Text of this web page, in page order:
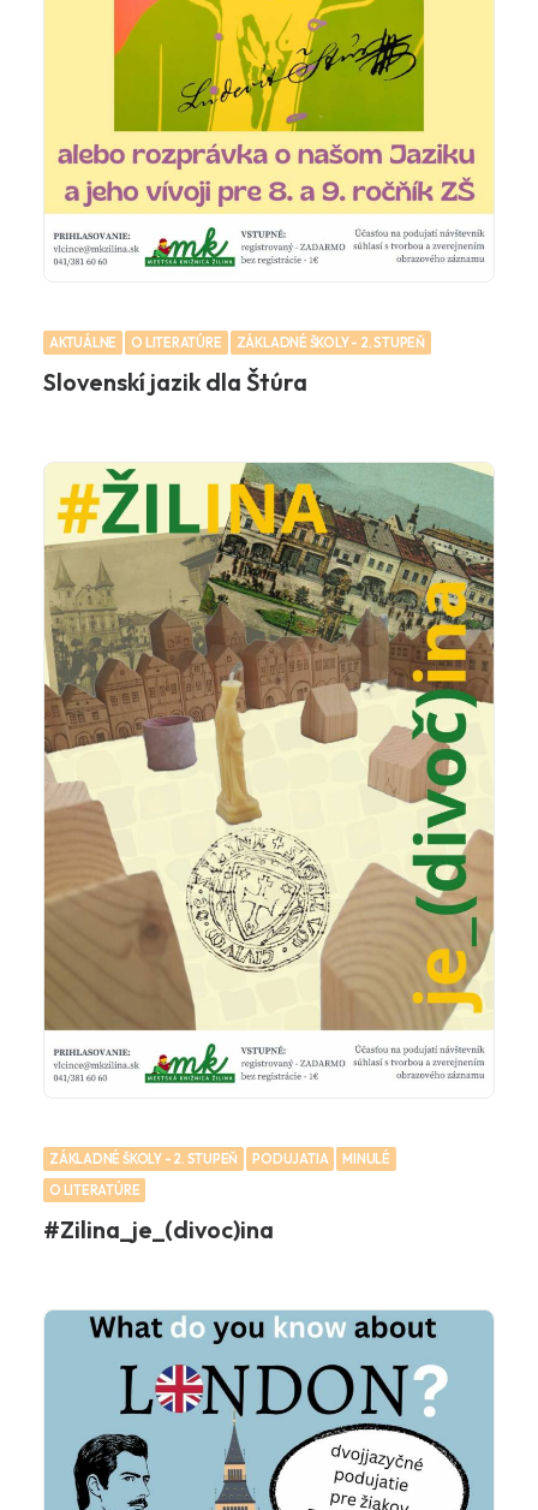
AKTUÁLNE O LITERATÚRE ZÁKLADNÉ ŠKOLY - 2. STUPEŇ
Slovenskí jazik dla Štúra
ZÁKLADNÉ ŠKOLY - 2. STUPEŇ PODUJATIA
MINULÉ
O LITERATÚRE
#Zilina_je_(divoc)ina